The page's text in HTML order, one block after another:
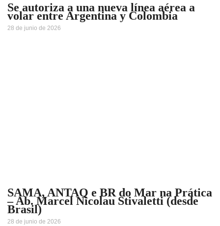
Se autoriza a una nueva línea aérea a
volar entre Argentina y Colombia
28 de junio de 2026
SAMA, ANTAQ e BR do Mar na Prática
– Ab. Marcel Nicolau Stivaletti (desde
Brasil)
28 de junio de 2026